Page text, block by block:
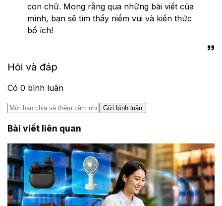
con chữ. Mong rằng qua những bài viết của
mình, bạn sẽ tìm thấy niềm vui và kiến thức
bổ ích!
Hỏi và đáp
Có 0 bình luận
Gửi bình luận
Bài viết liên quan